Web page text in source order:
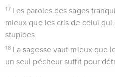
17 Les paroles des sages
mieux que les cris de celui
stupides.
18 La sagesse vaut mieux que
un seul pécheur suffit pour